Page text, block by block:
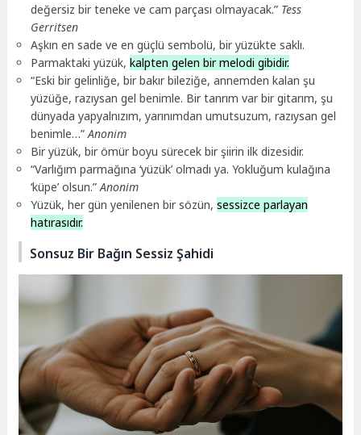
değersiz bir teneke ve cam parçası olmayacak.” Tess
Gerritsen
Aşkın en sade ve en güçlü sembolü, bir yüzükte saklı.
Parmaktaki yüzük,kalpten gelen bir melodi gibidir.
“Eski bir gelinliğe, bir bakır bileziğe, annemden kalan şu
yüzüğe, razıysan gel benimle. Bir tanrım var bir gitarım, şu
dünyada yapyalnızım, yarınımdan umutsuzum, razıysan gel
benimle…”Anonim
Bir yüzük, bir ömür boyu sürecek bir şiirin ilk dizesidir.
“Varlığım parmağına ‘yüzük’ olmadı ya. Yokluğum kulağına
‘küpe’ olsun.”Anonim
Yüzük, her gün yenilenen bir sözün,sessizce parlayan
hatırasıdır.
Sonsuz Bir Bağın Sessiz Şahidi